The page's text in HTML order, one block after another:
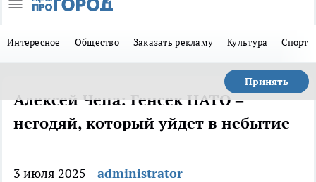
Интересное Общество Заказать рекламу Культура Спорт
Принять
Алексей Чепа: Генсек НАТО –
негодяй, который уйдет в небытие
3 июля 2025 administrator